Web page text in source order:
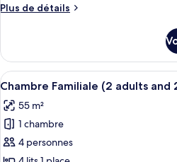
chambre :
(with
Living)
Plus de détails
Plus
le
type
de
Chambre
Double
(with
Living)
Afficher
toutes
les
photos
pour
4
Chambre Familiale (2 adults and
55 m²
1 chambre
4 personnes